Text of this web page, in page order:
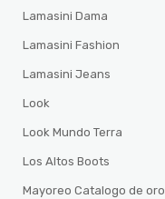
Lamasini Dama
Lamasini Fashion
Lamasini Jeans
Look
Look Mundo Terra
Los Altos Boots
Mayoreo Catalogo de oro